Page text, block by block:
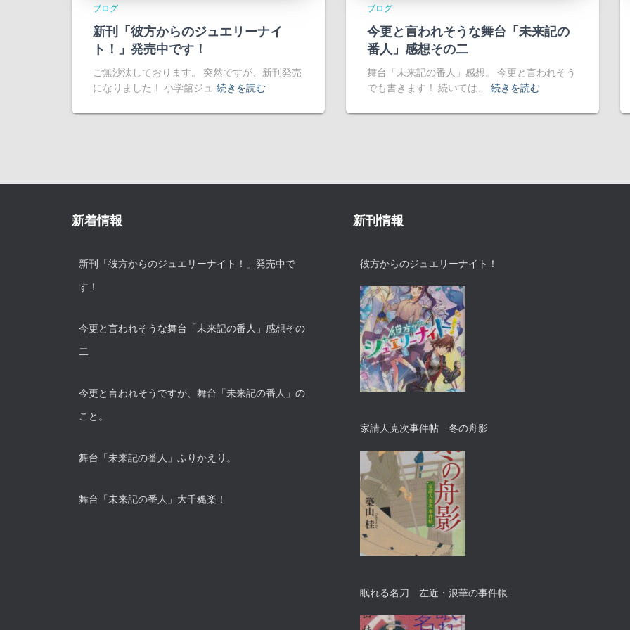
ブログ
新刊「彼方からのジュエリーナイ
ト！」発売中です！
ご無沙汰しております。 突然ですが、新刊発売
になりました！ 小学舘ジュ 続きを読む
ブログ
今更と言われそうな舞台「未来記の
番人」感想その二
舞台「未来記の番人」感想。 今更と言われそう
でも書きます！ 続いては、
続きを読む
新着情報
新刊「彼方からのジュエリーナイト！」発売中で
す！
今更と言われそうな舞台「未来記の番人」感想その
二
今更と言われそうですが、舞台「未来記の番人」の
こと。
舞台「未来記の番人」ふりかえり。
舞台「未来記の番人」大千穐楽！
新刊情報
彼方からのジュエリーナイト！
家請人克次事件帖 冬の舟影
眠れる名刀 左近・浪華の事件帳